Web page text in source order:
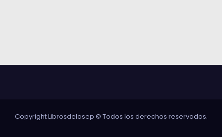
i
Copyright Librosdelasep © Todos los derechos reservados.